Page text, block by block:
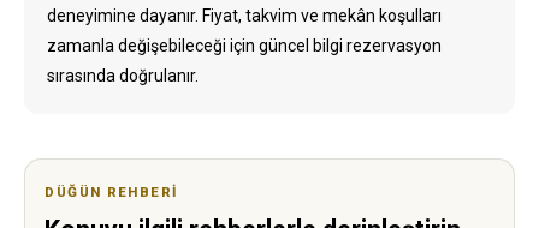
deneyimine dayanır. Fiyat, takvim ve mekân koşulları
zamanla değişebileceği için güncel bilgi rezervasyon
sırasında doğrulanır.
DÜĞÜN REHBERI